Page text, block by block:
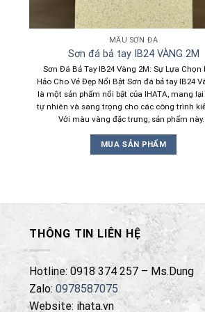
MẪU SƠN ĐÁ
Sơn đá bả tay IB24 VÀNG 2M
Sơn Đá Bả Tay IB24 Vàng 2M: Sự Lựa Chọn
Hảo Cho Vẻ Đẹp Nổi Bật Sơn đá bả tay IB24
là một sản phẩm nổi bật của IHATA, mang lại
tự nhiên và sang trọng cho các công trình
Với màu vàng đặc trưng, sản phẩm
MUA SẢN PHẨM
THÔNG TIN LIÊN HỆ
Hotline: 0918 374 257 – Ms.Dung
Zalo:0978587075
Website: ihata.vn